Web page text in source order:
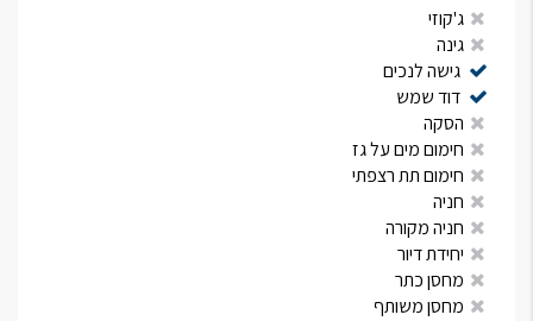
ג'קוזי
גינה
גישה לנכים
דוד שמש
הסקה
חימום מים על גז
חימום תת רצפתי
חניה
חניה מקורה
יחידת דיור
מחסן כתר
מחסן משותף